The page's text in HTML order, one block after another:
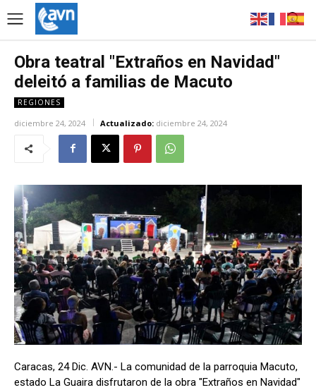
Obra teatral "Extraños en Navidad"
deleitó a familias de Macuto
REGIONES
diciembre 24, 2024 Actualizado: diciembre 24, 2024
Caracas, 24 Dic. AVN.- La comunidad de la parroquia Macuto,
estado La Guaira disfrutaron de la obra "Extraños en Navidad"